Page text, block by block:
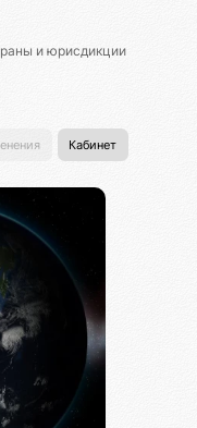
и юрисдикции
Кабинет